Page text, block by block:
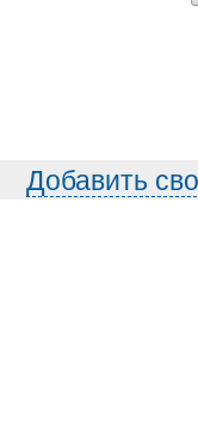
Добавить